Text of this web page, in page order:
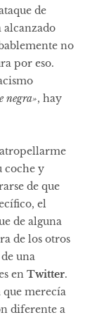
de
alcanzado
no
por eso.
negra», hay
coche y
de que
el
de alguna
de los otros
una
en Twitter.
que merecía
diferente a